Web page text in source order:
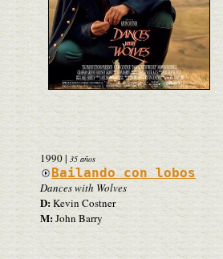
1990| 35 años
Bailando con lobos
Dances with Wolves
D:Kevin Costner
M:John Barry